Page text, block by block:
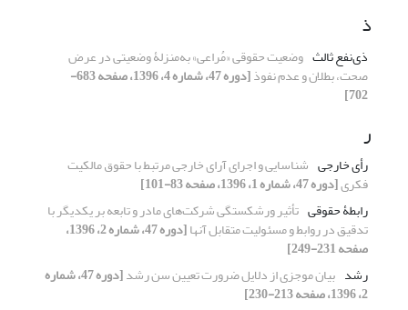
ذ
ذی‌نفع‌‌ ثالث وضعیت حقوقی «مُراعی» به‌منزلۀ وضعیتی در عرض
صحت، بطلان و عدم نفوذ [دوره 47، شماره 4، 1396، صفحه 683-
702]
ر
رأی خارجی شناسایی و اجرای آرای خارجی مرتبط با حقوق مالکیت
فکری[دوره 47، شماره 1، 1396، صفحه 83-101]
رابطۀ حقوقی تأثیر ورشکستگی شرکت‌های مادر و تابعه بر یکدیگر با
تدقیق در روابط و مسئولیت متقابل آنها [دوره 47، شماره 2، 1396،
صفحه 231-249]
رشد بیان موجزی از دلایل ضرورت تعیین سن رشد [دوره 47، شماره
2، 1396، صفحه 213-230]